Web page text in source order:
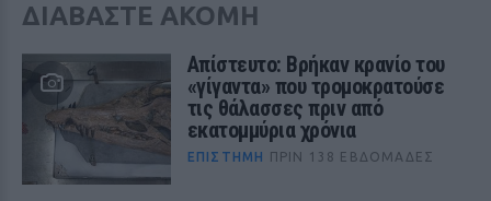
ΔΙΑΒΑΣΤΕ ΑΚΟΜΗ
Απίστευτο: Βρήκαν κρανίο του
«γίγαντα» που τρομοκρατούσε
τις θάλασσες πριν από
εκατομμύρια χρόνια
ΕΠΙΣΤΉΜΗ ΠΡΙΝ 138 ΕΒΔΟΜΆΔΕΣ